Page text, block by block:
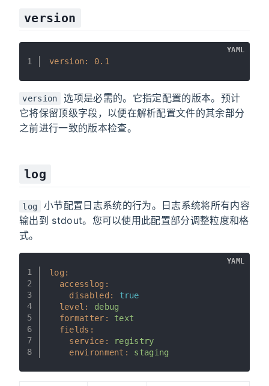
version
1 version: 0.1
YAML
version
选项是必需的。它指定配置的版本。预计
它将保留顶级字段，以便在解析配置文件的其余部分
之前进行一致的版本检查。
log
log
小节配置日志系统的行为。日志系统将所有内容
输出到 stdout。您可以使用此配置部分调整粒度和格
式。
1
2
3
4
5
6
7
8
log:
accesslog:
disabled:
true
level:
debug
formatter:
text
fields:
service:
registry
environment:
staging
YAML